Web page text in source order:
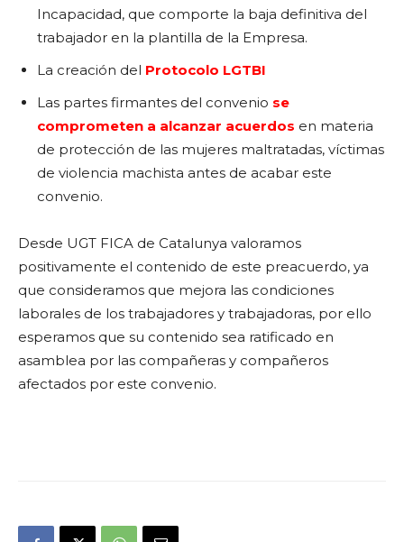
Incapacidad, que comporte la baja definitiva del
trabajador en la plantilla de la Empresa.
La creación del Protocolo LGTBI
Las partes firmantes del convenio se
comprometen a alcanzar acuerdos en materia
de protección de las mujeres maltratadas, víctimas
de violencia machista antes de acabar este
convenio.
Desde UGT FICA de Catalunya valoramos
positivamente el contenido de este preacuerdo, ya
que consideramos que mejora las condiciones
laborales de los trabajadores y trabajadoras, por ello
esperamos que su contenido sea ratificado en
asamblea por las compañeras y compañeros
afectados por este convenio.